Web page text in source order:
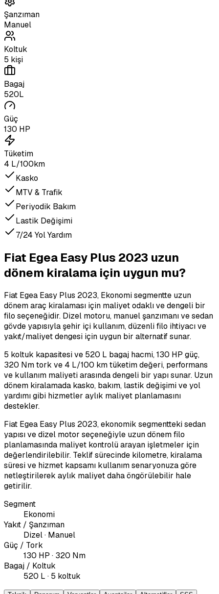
Şanzıman
Manuel
Koltuk
5 kişi
Bagaj
520L
Güç
130 HP
Tüketim
4 L/100km
Kasko
MTV & Trafik
Periyodik Bakım
Lastik Değişimi
7/24 Yol Yardım
Fiat Egea Easy Plus 2023 uzun
dönem kiralama için uygun mu?
Fiat Egea Easy Plus 2023, Ekonomi segmentte uzun
dönem araç kiralaması için maliyet odaklı ve dengeli bir
filo seçeneğidir. Dizel motoru, manuel şanzımanı ve sedan
gövde yapısıyla şehir içi kullanım, düzenli filo ihtiyacı ve
yakıt/maliyet dengesi için uygun bir alternatif sunar.
5 koltuk kapasitesi ve 520 L bagaj hacmi, 130 HP güç,
320 Nm tork ve 4 L/100 km tüketim değeri, performans
ve kullanım maliyeti arasında dengeli bir yapı sunar. Uzun
dönem kiralamada kasko, bakım, lastik değişimi ve yol
yardımı gibi hizmetler aylık maliyet planlamasını
destekler.
Fiat Egea Easy Plus 2023, ekonomik segmentteki sedan
yapısı ve dizel motor seçeneğiyle uzun dönem filo
planlamasında maliyet kontrolü arayan işletmeler için
değerlendirilebilir. Teklif sürecinde kilometre, kiralama
süresi ve hizmet kapsamı kullanım senaryonuza göre
netleştirilerek aylık maliyet daha öngörülebilir hale
getirilir.
Segment
Ekonomi
Yakıt / Şanzıman
Dizel · Manuel
Güç / Tork
130 HP · 320 Nm
Bagaj / Koltuk
520 L · 5 koltuk